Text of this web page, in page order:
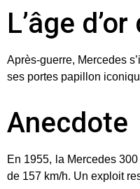
L’âge
Après-guerre, Mercedes
ses portes papillon
Anecdote
En 1955, la Mercedes
de 157 km/h. Un exploit